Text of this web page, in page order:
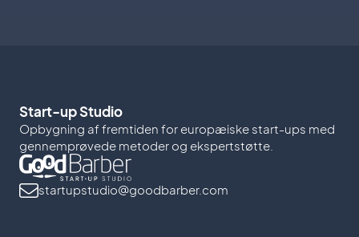
Start-up Studio
Opbygning af fremtiden for europæiske start-ups med
gennemprøvede metoder og ekspertstøtte.
startupstudio@goodbarber.com